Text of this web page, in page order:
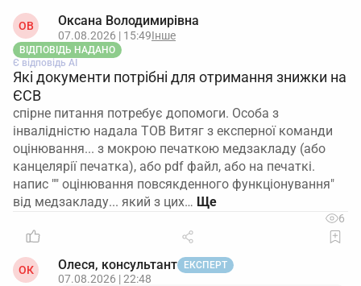
ОВ Оксана Володимирівна
07.08.2026 | 15:49Інше
ВІДПОВІДЬ НАДАНО
Є відповідь АІ
Які документи потрібні для отримання знижки на
ЄСВ
спірне питання потребує допомоги. Особа з
інвалідністю надала ТОВ Витяг з експерної команди
оцінювання... з мокрою печаткою медзакладу (або
канцелярії печатка), або pdf файл, або на печаткі.
напис "" оцінювання повсякденного функціонування"
від медзакладу... який з цих…
6
ОК Олеся, консультант ЕКСПЕРТ
07.08.2026 | 22:48